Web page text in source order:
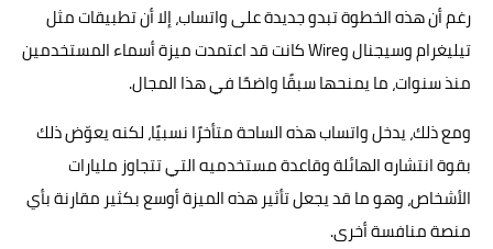
رغم أن هذه الخطوة تبدو جديدة على واتساب، إلا أن تطبيقات مثل
تيليغرام وسيجنال وWire كانت قد اعتمدت ميزة أسماء المستخدمين
منذ سنوات، ما يمنحها سبقًا واضحًا في هذا المجال.
ومع ذلك، يدخل واتساب هذه الساحة متأخرًا نسبيًا، لكنه يعوّض ذلك
بقوة انتشاره الهائلة وقاعدة مستخدميه التي تتجاوز مليارات
الأشخاص، وهو ما قد يجعل تأثير هذه الميزة أوسع بكثير مقارنة بأي
منصة منافسة أخرى.